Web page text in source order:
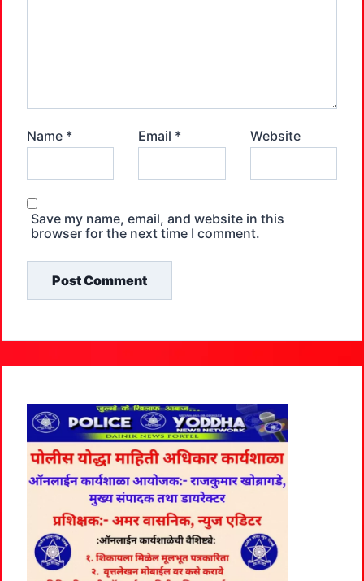
Name * Email * Website
Save my name, email, and website in this
browser for the next time I comment.